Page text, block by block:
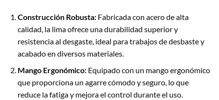
Construcción Robusta:Fabricada con acero de alta
calidad, la lima ofrece una durabilidad superior y
resistencia al desgaste, ideal para trabajos de desbaste y
acabado en diversos materiales.
Mango Ergonómico:Equipado con un mango ergonómico
que proporciona un agarre cómodo y seguro, lo que
reduce la fatiga y mejora el control durante el uso.